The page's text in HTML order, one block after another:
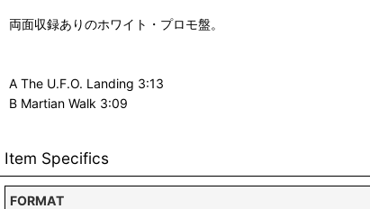
両面収録ありのホワイト・プロモ盤。
A The U.F.O. Landing 3:13
B Martian Walk 3:09
Item Specifics
FORMAT